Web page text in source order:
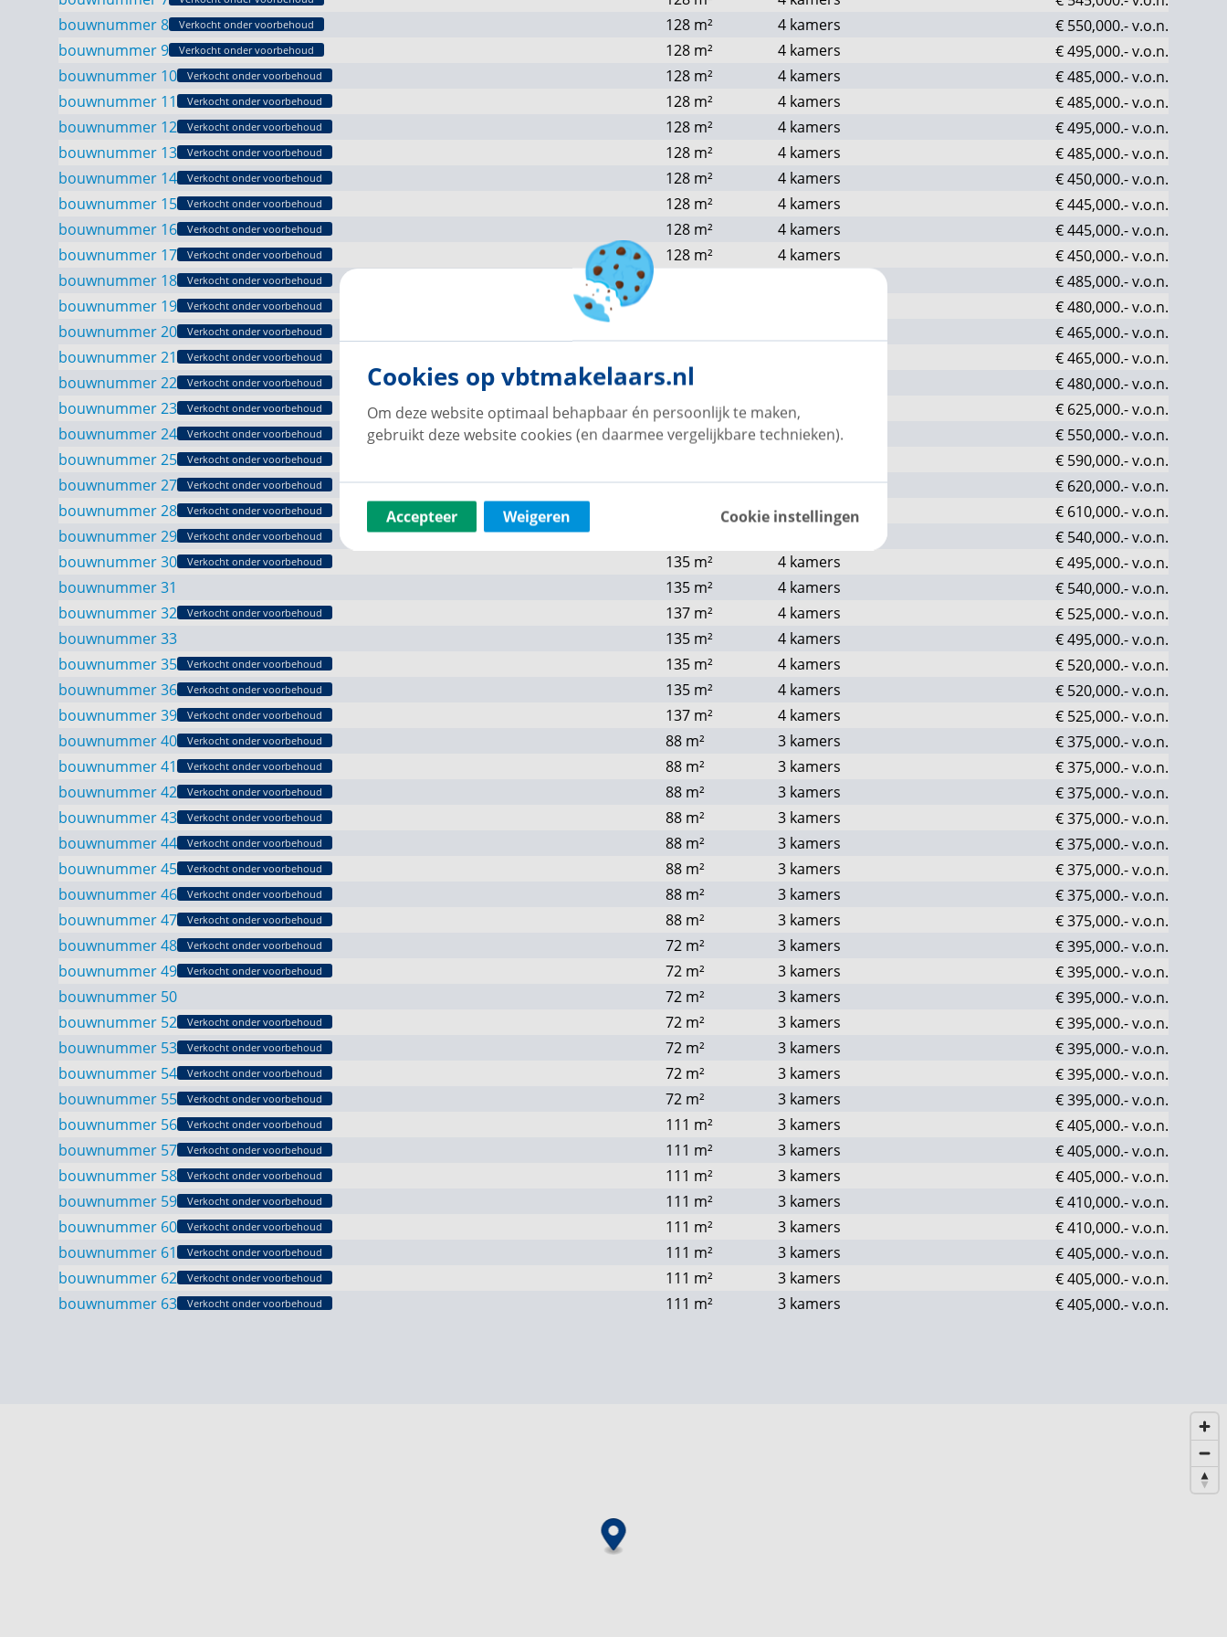
bouwnummer 8
Verkocht onder voorbehoud 128 m² 4 kamers € 550,000.-v.o.n.
bouwnummer 9
Verkocht onder voorbehoud 128 m² 4 kamers € 495,000.-v.o.n.
bouwnummer 10
Verkocht onder voorbehoud 128 m² 4 kamers € 485,000.-v.o.n.
bouwnummer 11
Verkocht onder voorbehoud 128 m² 4 kamers € 485,000.-v.o.n.
bouwnummer 12
Verkocht onder voorbehoud 128 m² 4 kamers € 495,000.-v.o.n.
bouwnummer 13
Verkocht onder voorbehoud 128 m² 4 kamers € 485,000.-v.o.n.
bouwnummer 14
Verkocht onder voorbehoud 128 m² 4 kamers € 450,000.-v.o.n.
bouwnummer 15
Verkocht onder voorbehoud 128 m² 4 kamers € 445,000.-v.o.n.
bouwnummer 16
Verkocht onder voorbehoud 128 m² 4 kamers € 445,000.-v.o.n.
bouwnummer 17
Verkocht onder voorbehoud 128 m² 4 kamers € 450,000.-v.o.n.
bouwnummer 18
Verkocht onder voorbehoud € 485,000.-v.o.n.
bouwnummer 19
Verkocht onder voorbehoud € 480,000.-v.o.n.
bouwnummer 20
Verkocht onder voorbehoud € 465,000.-v.o.n.
bouwnummer 21
Verkocht onder voorbehoud € 465,000.-v.o.n.
bouwnummer 22
Verkocht onder voorbehoud 128m² € 480,000.-v.o.n.
bouwnummer 23
Verkocht onder voorbehoud 158m² 4 kamers € 625,000.-v.o.n.
bouwnummer 24
Verkocht onder voorbehoud 156m² 4 kamers € 550,000.-v.o.n.
bouwnummer 25
Verkocht onder voorbehoud € 590,000.-v.o.n.
bouwnummer 27
Verkocht onder voorbehoud 136m² 4 kamers € 620,000.-v.o.n.
bouwnummer 28
Verkocht onder voorbehoud 4 kamers € 610,000.-v.o.n.
bouwnummer 29
Verkocht onder voorbehoud € 540,000.-v.o.n.
bouwnummer 30
Verkocht onder voorbehoud 135 m² 4 kamers € 495,000.-v.o.n.
bouwnummer 31
135 m² 4 kamers € 540,000.-v.o.n.
bouwnummer 32
Verkocht onder voorbehoud 137 m² 4 kamers € 525,000.-v.o.n.
bouwnummer 33
135 m² 4 kamers € 495,000.-v.o.n.
bouwnummer 35
Verkocht onder voorbehoud 135 m² 4 kamers € 520,000.-v.o.n.
bouwnummer 36
Verkocht onder voorbehoud 135 m² 4 kamers € 520,000.-v.o.n.
bouwnummer 39
Verkocht onder voorbehoud 137 m² 4 kamers € 525,000.-v.o.n.
bouwnummer 40
Verkocht onder voorbehoud 88 m² 3 kamers € 375,000.-v.o.n.
bouwnummer 41
Verkocht onder voorbehoud 88 m² 3 kamers € 375,000.-v.o.n.
bouwnummer 42
Verkocht onder voorbehoud 88 m² 3 kamers € 375,000.-v.o.n.
bouwnummer 43
Verkocht onder voorbehoud 88 m² 3 kamers € 375,000.-v.o.n.
bouwnummer 44
Verkocht onder voorbehoud 88 m² 3 kamers € 375,000.-v.o.n.
bouwnummer 45
Verkocht onder voorbehoud 88 m² 3 kamers € 375,000.-v.o.n.
bouwnummer 46
Verkocht onder voorbehoud 88 m² 3 kamers € 375,000.-v.o.n.
bouwnummer 47
Verkocht onder voorbehoud 88 m² 3 kamers € 375,000.-v.o.n.
bouwnummer 48
Verkocht onder voorbehoud 72 m² 3 kamers € 395,000.-v.o.n.
bouwnummer 49
Verkocht onder voorbehoud 72 m² 3 kamers € 395,000.-v.o.n.
bouwnummer 50
72 m² 3 kamers € 395,000.-v.o.n.
bouwnummer 52
Verkocht onder voorbehoud 72 m² 3 kamers € 395,000.-v.o.n.
bouwnummer 53
Verkocht onder voorbehoud 72 m² 3 kamers € 395,000.-v.o.n.
bouwnummer 54
Verkocht onder voorbehoud 72 m² 3 kamers € 395,000.-v.o.n.
bouwnummer 55
Verkocht onder voorbehoud 72 m² 3 kamers € 395,000.-v.o.n.
bouwnummer 56
Verkocht onder voorbehoud 111 m² 3 kamers € 405,000.-v.o.n.
bouwnummer 57
Verkocht onder voorbehoud 111 m² 3 kamers € 405,000.-v.o.n.
bouwnummer 58
Verkocht onder voorbehoud 111 m² 3 kamers € 405,000.-v.o.n.
bouwnummer 59
Verkocht onder voorbehoud 111 m² 3 kamers € 410,000.-v.o.n.
bouwnummer 60
Verkocht onder voorbehoud 111 m² 3 kamers € 410,000.-v.o.n.
bouwnummer 61
Verkocht onder voorbehoud 111 m² 3 kamers € 405,000.-v.o.n.
bouwnummer 62
Verkocht onder voorbehoud 111 m² 3 kamers € 405,000.-v.o.n.
bouwnummer 63
Verkocht onder voorbehoud 111 m² 3 kamers € 405,000.-v.o.n.
Cookies op vbtmakelaars.nl
Om deze website optimaal behapbaar én persoonlijk te maken,
gebruikt deze website cookies (en daarmee vergelijkbare technieken).
Accepteer Weigeren Cookie instellingen